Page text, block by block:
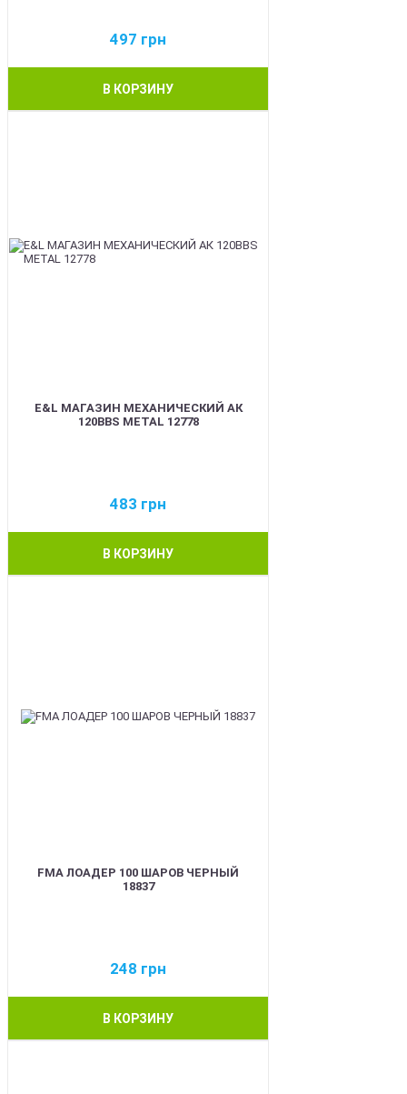
497 грн
В КОРЗИНУ
E&L МАГАЗИН МЕХАНИЧЕСКИЙ АК
120BBS METAL 12778
483 грн
В КОРЗИНУ
FMA ЛОАДЕР 100 ШАРОВ ЧЕРНЫЙ
18837
248 грн
В КОРЗИНУ